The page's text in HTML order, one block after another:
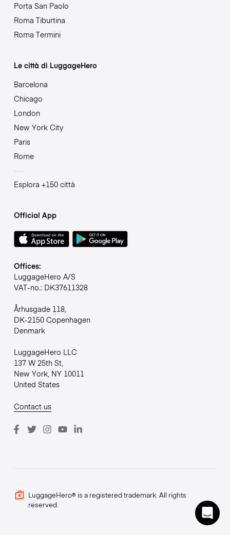
Porta San Paolo
Roma Tiburtina
Roma Termini
Le città di LuggageHero
Barcelona
Chicago
London
New York City
Paris
Rome
Esplora +150 città
Official App
Offices:
LuggageHero A/S
VAT-no.: DK37611328
Århusgade 118,
DK-2150 Copenhagen
Denmark
LuggageHero LLC
137 W 25th St,
New York, NY 10011
United States
Contact us
LuggageHero® is a registered trademark. All rights
reserved.